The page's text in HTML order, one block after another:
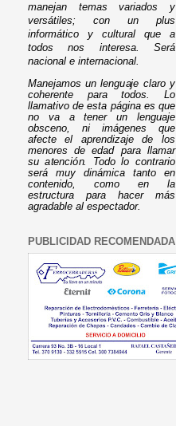
manejan temas variados y
versátiles; con un plus
informático y cultural que a
todos nos interesa. Será
nacional e internacional.
Manejamos un lenguaje claro y
coherente para todos. Lo
llamativo de esta página es que
no va a tener un lenguaje
obsceno, ni imágenes que
afecte el aprendizaje de los
menores de edad para llamar
su atención. Todo lo contrario
será muy dinámica tanto en
contenido, como en la
estructura para hacer más
agradable al espectador.
PUBLICIDAD RECOMENDADA